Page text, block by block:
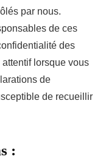
par nous.
de ces
des
lorsque vous
de
de recueillir
: